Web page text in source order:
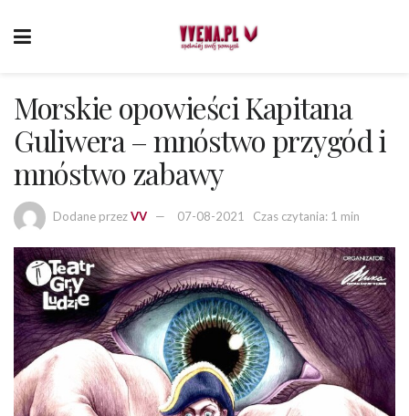
Morskie opowieści Kapitana
Guliwera – mnóstwo przygód i
mnóstwo zabawy
Dodane przezVV 07-08-2021 Czas czytania: 1 min